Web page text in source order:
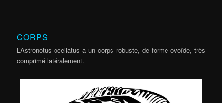
CORPS
L’Astronotus ocellatus a un corps robuste, de forme ovoïde, très
comprimé latéralement.